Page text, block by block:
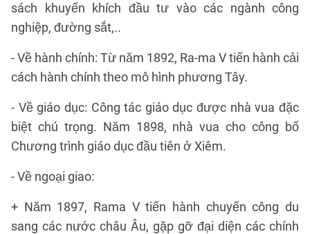
sách khuyến khích đầu tư vào các ngành công
nghiệp, đường sắt,..
- Về hành chính: Từ năm 1892, Ra-ma V tiến hành cải
cách hành chính theo mô hình phương Tây.
- Về giáo dục: Công tác giáo dục được nhà vua đặc
biệt chú trọng. Năm 1898, nhà vua cho công bố
Chương trình giáo dục đầu tiên ở Xiêm.
- Về ngoại giao:
+ Năm 1897, Rama V tiến hành chuyến công du
sang các nước châu Âu, gặp gỡ đại diện các chính